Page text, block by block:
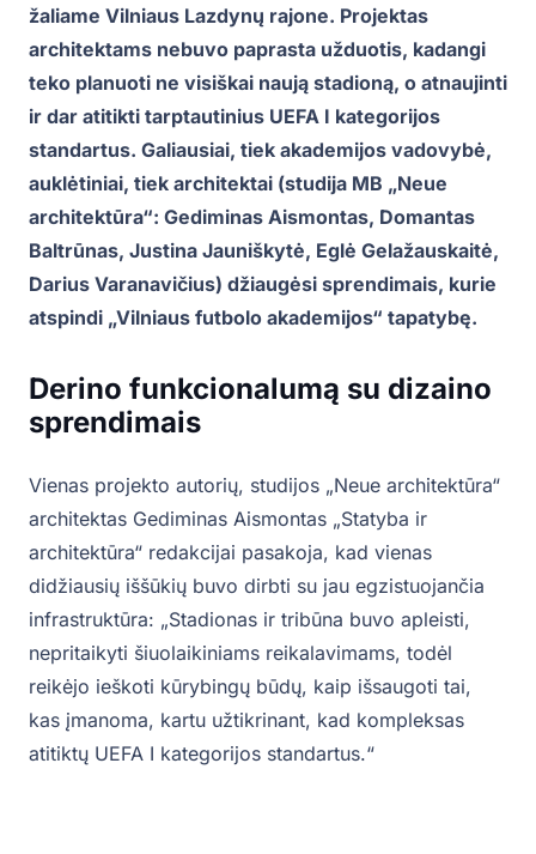
žaliame Vilniaus Lazdynų rajone. Projektas
architektams nebuvo paprasta užduotis, kadangi
teko planuoti ne visiškai naują stadioną, o atnaujinti
ir dar atitikti tarptautinius UEFA I kategorijos
standartus. Galiausiai, tiek akademijos vadovybė,
auklėtiniai, tiek architektai (studija MB „Neue
architektūra“: Gediminas Aismontas, Domantas
Baltrūnas, Justina Jauniškytė, Eglė Gelažauskaitė,
Darius Varanavičius) džiaugėsi sprendimais, kurie
atspindi „Vilniaus futbolo akademijos“ tapatybę.
Derino funkcionalumą su dizaino
sprendimais
Vienas projekto autorių, studijos „Neue architektūra“
architektas Gediminas Aismontas „Statyba ir
architektūra“ redakcijai pasakoja, kad vienas
didžiausių iššūkių buvo dirbti su jau egzistuojančia
infrastruktūra: „Stadionas ir tribūna buvo apleisti,
nepritaikyti šiuolaikiniams reikalavimams, todėl
reikėjo ieškoti kūrybingų būdų, kaip išsaugoti tai,
kas įmanoma, kartu užtikrinant, kad kompleksas
atitiktų UEFA I kategorijos standartus.“